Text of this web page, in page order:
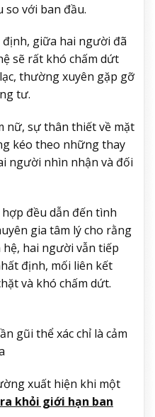
với ban đầu.
định, giữa hai người đã
sẽ rất khó chấm dứt
thường xuyên gặp gỡ
tư.
nữ, sự thân thiết về mặt
kéo theo những thay
người nhìn nhận và đối
đều dẫn đến tình
gia tâm lý cho rằng
hai người vẫn tiếp
định, mối liên kết
và khó chấm dứt.
gũi thể xác chỉ là cảm
xuất hiện khi một
khỏi giới hạn ban